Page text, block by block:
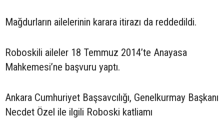
Mağdurların ailelerinin karara itirazı da reddedildi.
Roboskili aileler 18 Temmuz 2014’te Anayasa
Mahkemesi’ne başvuru yaptı.
Ankara Cumhuriyet Başsavcılığı, Genelkurmay Başkanı
Necdet Özel ile ilgili Roboski katliamı